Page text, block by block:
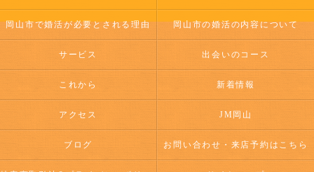
岡山市で婚活が必要とされる理由 岡山市の婚活の内容について
サービス 出会いのコース
これから 新着情報
アクセス JM岡山
ブログ お問い合わせ・来店予約はこちら